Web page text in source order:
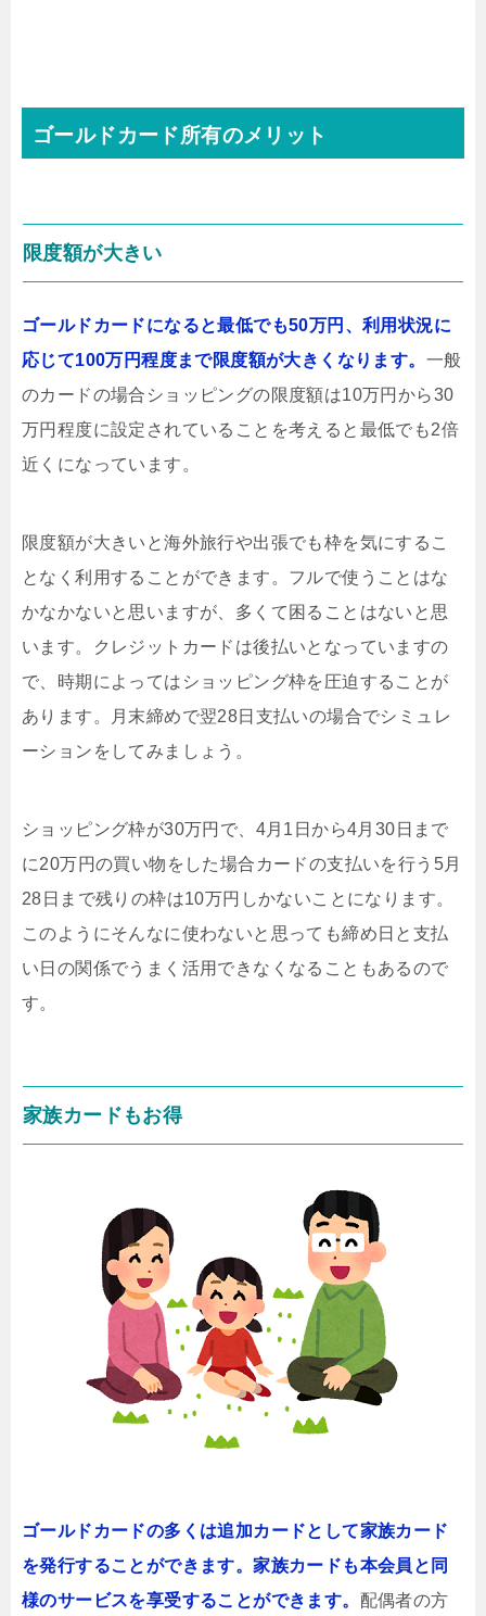
ゴールドカード所有のメリット
限度額が大きい
ゴールドカードになると最低でも50万円、利用状況に
応じて100万円程度まで限度額が大きくなります。 一般
のカードの場合ショッピングの限度額は10万円から30
万円程度に設定されていることを考えると最低でも2倍
近くになっています。
限度額が大きいと海外旅行や出張でも枠を気にするこ
となく利用することができます。フルで使うことはな
かなかないと思いますが、多くて困ることはないと思
います。クレジットカードは後払いとなっていますの
で、時期によってはショッピング枠を圧迫することが
あります。月末締めで翌28日支払いの場合でシミュレ
ーションをしてみましょう。
ショッピング枠が30万円で、4月1日から4月30日まで
に20万円の買い物をした場合カードの支払いを行う5月
28日まで残りの枠は10万円しかないことになります。
このようにそんなに使わないと思っても締め日と支払
い日の関係でうまく活用できなくなることもあるので
す。
家族カードもお得
ゴールドカードの多くは追加カードとして家族カード
を発行することができます。家族カードも本会員と同
様のサービスを享受することができます。 配偶者の方